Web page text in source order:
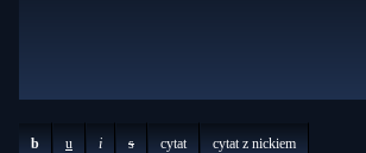
b u i s cytat cytat z nickiem